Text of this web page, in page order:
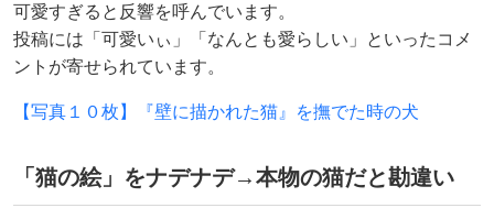
可愛すぎると反響を呼んでいます。
投稿には「可愛いぃ」「なんとも愛らしい」といったコメ
ントが寄せられています。
【写真１０枚】『壁に描かれた猫』を撫でた時の犬
「猫の絵」をナデナデ→本物の猫だと勘違い